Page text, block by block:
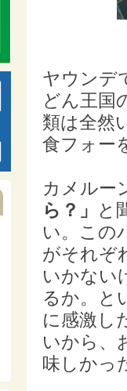
ヤウンデ
どん王国
類は全然
食フォー
カメルー
ら？」
と
い。この
がそれぞ
いかない
るか。と
に感激し
いから、
味しかっ